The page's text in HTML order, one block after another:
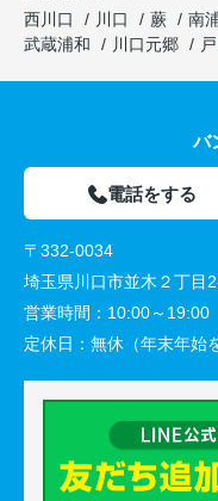
西川口
川口 蕨 南
武蔵浦和
川口元郷
バ
電話をする
〒332-0034
埼玉県川口市並木２丁目
営業時間： 10:00～19:00
定休日： 無休（年末年始